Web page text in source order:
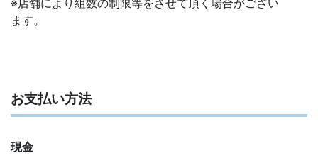
ます。
お支払い方法
現金